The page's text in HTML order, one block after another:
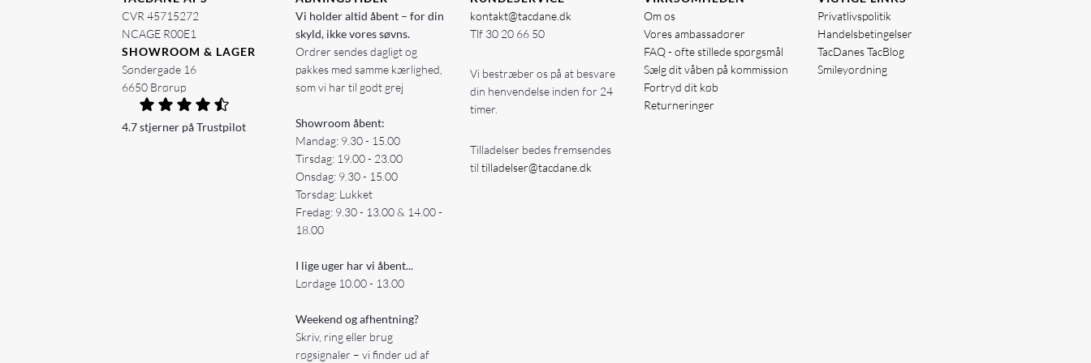
CVR 45715272
NCAGE R00E1
SHOWROOM & LAGER
Søndergade 16
6650 Brørup
4.7 stjerner på Trustpilot
Vi holder altid åbent – for din
skyld, ikke vores søvns.
Ordrer sendes dagligt og
pakkes med samme kærlighed,
som vi har til godt grej
Showroom åbent:
Mandag: 9.30 - 15.00
Tirsdag: 19.00 - 23.00
Onsdag: 9.30 - 15.00
Torsdag: Lukket
Fredag: 9.30 - 13.00 & 14.00 -
18.00
I lige uger har vi åbent...
Lørdage 10.00 - 13.00
Weekend og afhentning?
Skriv, ring eller brug
røgsignaler – vi finder ud af
kontakt@tacdane.dk
Tlf 30 20 66 50
Vi bestræber os på at besvare
din henvendelse inden for 24
timer.
Tilladelser bedes fremsendes
til tilladelser@tacdane.dk
Om os
Vores ambassadører
FAQ - ofte stillede spørgsmål
Sælg dit våben på kommission
Fortryd dit køb
Returneringer
Privatlivspolitik
Handelsbetingelser
TacDanes TacBlog
Smileyordning